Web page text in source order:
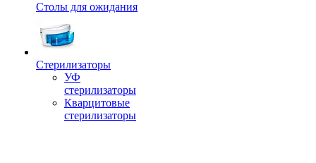
Столы для ожидания
Стерилизаторы
УФ
стерилизаторы
Кварцитовые
стерилизаторы